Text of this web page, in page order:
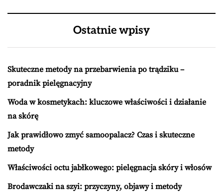
Ostatnie wpisy
Skuteczne metody na przebarwienia po trądziku –
poradnik pielęgnacyjny
Woda w kosmetykach: kluczowe właściwości i działanie
na skórę
Jak prawidłowo zmyć samoopalacz? Czas i skuteczne
metody
Właściwości octu jabłkowego: pielęgnacja skóry i włosów
Brodawczaki na szyi: przyczyny, objawy i metody